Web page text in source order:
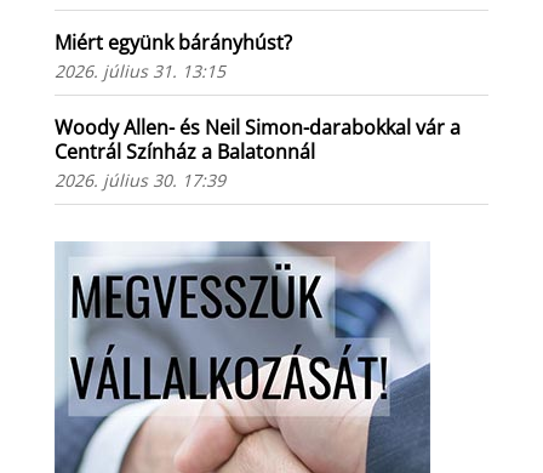
Miért együnk bárányhúst?
2026. július 31. 13:15
Woody Allen- és Neil Simon-darabokkal vár a
Centrál Színház a Balatonnál
2026. július 30. 17:39